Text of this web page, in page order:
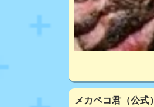
メカペコ君（公式）